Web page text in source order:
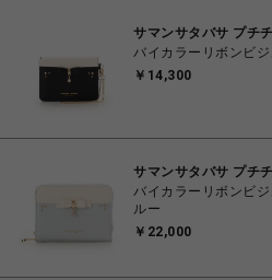
サマンサタバサ プチ
バイカラーリボンビ
￥14,300
サマンサタバサ プチ
バイカラーリボンビ
ルー
￥22,000